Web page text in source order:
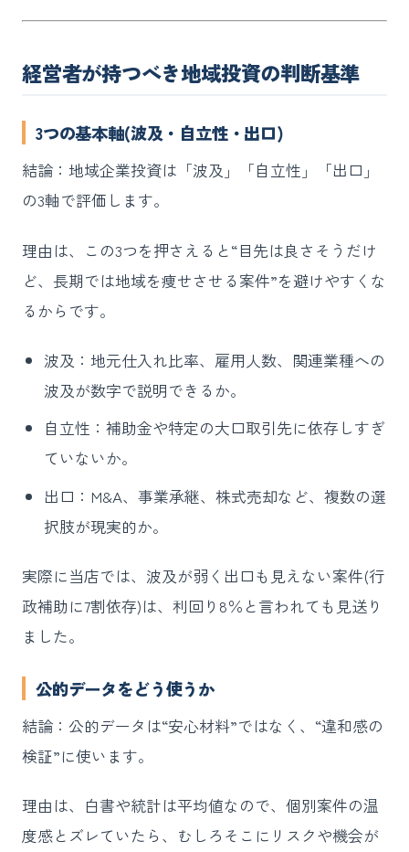
経営者が持つべき地域投資の判断基準
3つの基本軸(波及・自立性・出口)
結論：地域企業投資は「波及」「自立性」「出口」
の3軸で評価します。
理由は、この3つを押さえると“目先は良さそうだけ
ど、長期では地域を痩せさせる案件”を避けやすくな
るからです。
波及：地元仕入れ比率、雇用人数、関連業種への
波及が数字で説明できるか。
自立性：補助金や特定の大口取引先に依存しすぎ
ていないか。
出口：M&A、事業承継、株式売却など、複数の選
択肢が現実的か。
実際に当店では、波及が弱く出口も見えない案件(行
政補助に7割依存)は、利回り8％と言われても見送り
ました。
公的データをどう使うか
結論：公的データは“安心材料”ではなく、“違和感の
検証”に使います。
理由は、白書や統計は平均値なので、個別案件の温
度感とズレていたら、むしろそこにリスクや機会が